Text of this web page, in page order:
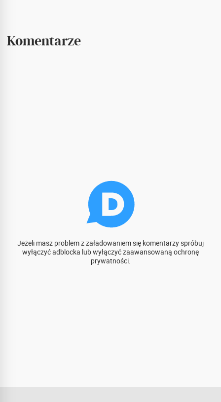
Komentarze
Jeżeli masz problem z załadowaniem się komentarzy spróbuj
wyłączyć adblocka lub wyłączyć zaawansowaną ochronę
prywatności.